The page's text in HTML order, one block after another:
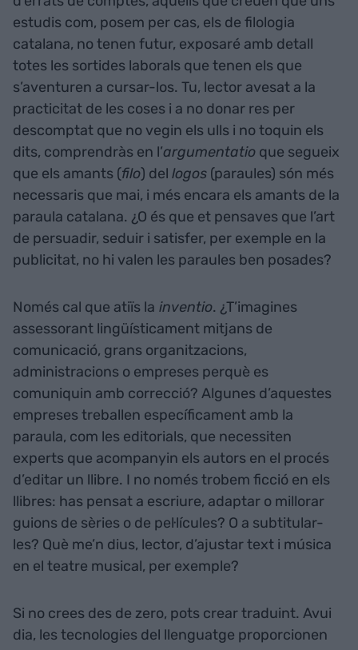
estudis com, posem per cas, els de filologia
catalana, no tenen futur, exposaré amb detall
totes les sortides laborals que tenen els que
s’aventuren a cursar-los. Tu, lector avesat a la
practicitat de les coses i a no donar res per
descomptat que no vegin els ulls i no toquin els
dits, comprendràs en l’argumentatio que segueix
que els amants (filo) del logos (paraules) són més
necessaris que mai, i més encara els amants de la
paraula catalana. ¿O és que et pensaves que l’art
de persuadir, seduir i satisfer, per exemple en la
publicitat, no hi valen les paraules ben posades?
Només cal que atiïs la inventio. ¿T’imagines
assessorant lingüísticament mitjans de
comunicació, grans organitzacions,
administracions o empreses perquè es
comuniquin amb correcció? Algunes d’aquestes
empreses treballen específicament amb la
paraula, com les editorials, que necessiten
experts que acompanyin els autors en el procés
d’editar un llibre. I no només trobem ficció en els
llibres: has pensat a escriure, adaptar o millorar
guions de sèries o de pel·lícules? O a subtitular-
les? Què me’n dius, lector, d’ajustar text i música
en el teatre musical, per exemple?
Si no crees des de zero, pots crear traduint. Avui
dia, les tecnologies del llenguatge proporcionen